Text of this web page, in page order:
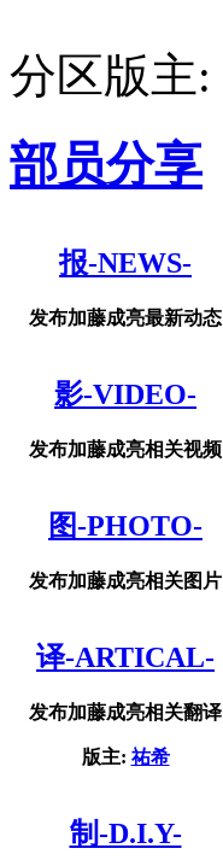
分区版主:
部员分享
报-NEWS-
发布加藤成亮最新动态
影-VIDEO-
发布加藤成亮相关视频
图-PHOTO-
发布加藤成亮相关图片
译-ARTICAL-
发布加藤成亮相关翻译
版主: 祐希
制-D.I.Y-